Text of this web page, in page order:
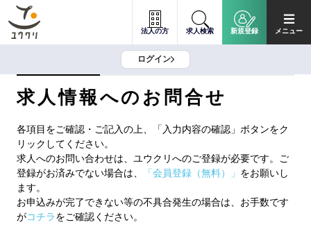
法人の方 求人検索 新規登録 メニュー
ログイン
求人情報へのお問合せ
各項目をご確認・ご記入の上、「入力内容の確認」ボタンをク
リックしてください。
求人へのお問い合わせは、ユウクリへのご登録が必要です。ご
登録がお済みでない場合は、
「会員登録（無料）」 をお願いし
ます。
お申込みが完了できない等の不具合発生の場合は、お手数です
がコチラをご確認ください。